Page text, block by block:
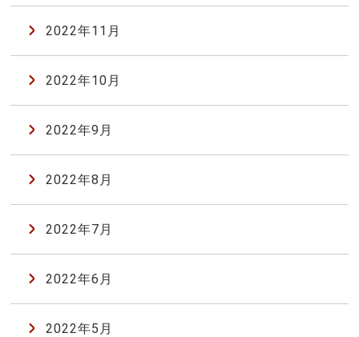
2022年11月
2022年10月
2022年9月
2022年8月
2022年7月
2022年6月
2022年5月